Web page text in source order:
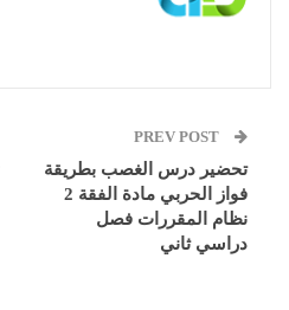
تحضير درس الغصب بطريقة
فواز الحربي مادة الفقة 2
نظام المقررات فصل
دراسي ثاني